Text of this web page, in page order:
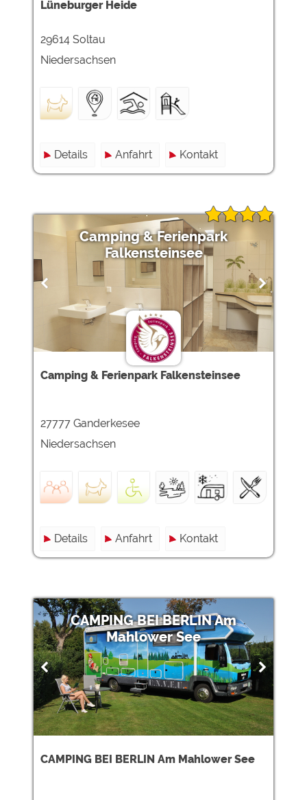
Lüneburger Heide
29614 Soltau
Niedersachsen
Details Anfahrt Kontakt
Camping & Ferienpark
Falkensteinsee
Camping & Ferienpark Falkensteinsee
27777 Ganderkesee
Niedersachsen
Details Anfahrt Kontakt
CAMPING BEI BERLIN Am
Mahlower See
CAMPING BEI BERLIN Am Mahlower See